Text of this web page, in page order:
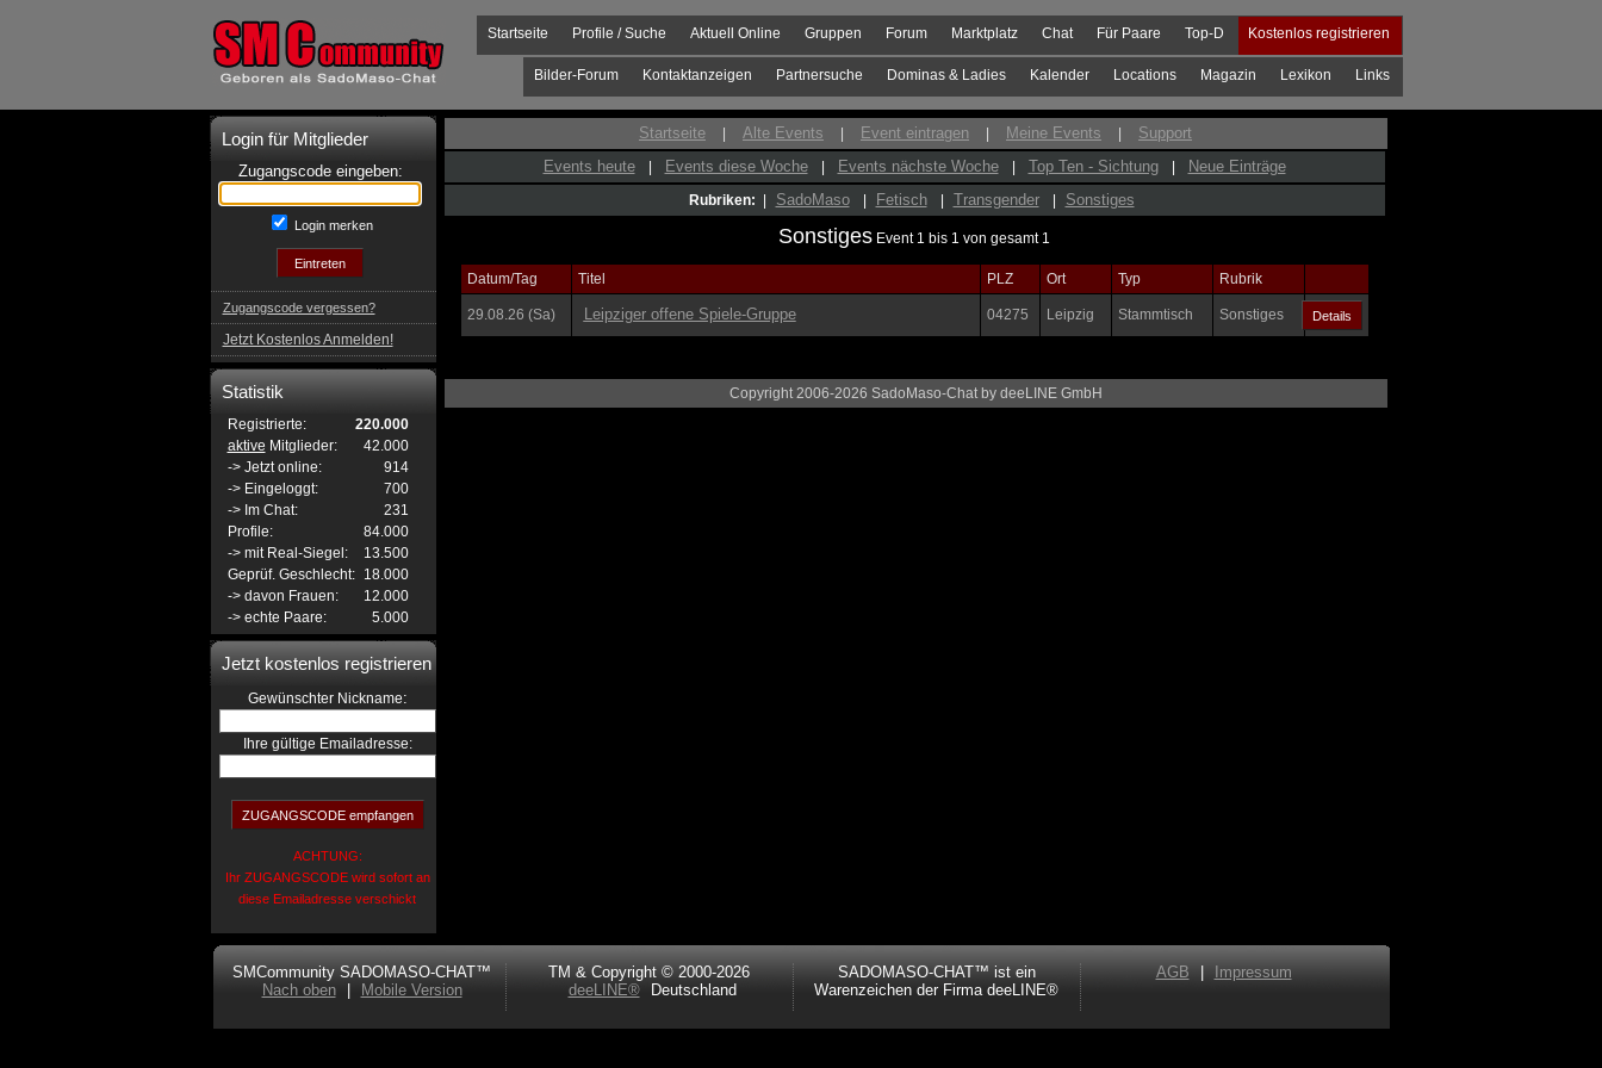
Kostenlos registrieren
Top-D
Für Paare
Chat
Marktplatz
Forum
Gruppen
Aktuell Online
Profile / Suche
Startseite
Links
Lexikon
Magazin
Locations
Kalender
Dominas & Ladies
Partnersuche
Kontaktanzeigen
Bilder-Forum
Login für Mitglieder
Zugangscode eingeben:
Login merken
Zugangscode vergessen?
Jetzt Kostenlos Anmelden!
Statistik
Registrierte:
220.000
aktive Mitglieder:
42.000
-> Jetzt online:
914
-> Eingeloggt:
700
-> Im Chat:
231
Profile:
84.000
-> mit Real-Siegel:
13.500
Geprüf. Geschlecht:
18.000
-> davon Frauen:
12.000
-> echte Paare:
5.000
Jetzt kostenlos registrieren
Gewünschter Nickname:
Ihre gültige Emailadresse:
ACHTUNG:
Ihr ZUGANGSCODE wird sofort an
diese Emailadresse verschickt
Startseite Alte Events Event eintragen Meine Events
Support
Events heute
Events diese Woche Events nächste Woche Top Ten - Sichtung Neue Einträge
Rubriken: SadoMaso Fetisch Transgender Sonstiges
Sonstiges Event 1 bis 1 von gesamt 1
Datum/Tag Titel PLZ Ort Typ Rubrik
29.08.26 (Sa) Leipziger offene Spiele-Gruppe 04275 Leipzig Stammtisch Sonstiges
Copyright 2006-2026 SadoMaso-Chat by deeLINE GmbH
SMCommunity SADOMASO-CHAT™
Nach oben
Mobile Version
TM & Copyright © 2000-2026
deeLINE®
Deutschland
SADOMASO-CHAT™ ist ein
Warenzeichen der Firma deeLINE®
AGB Impressum